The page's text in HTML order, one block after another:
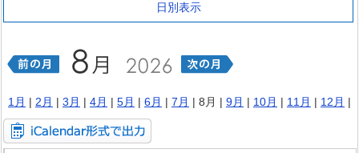
日別表示
1月 | 2月 | 3月 | 4月 | 5月 | 6月 | 7月 | 8月 | 9月 | 10月 | 11月 | 12月 |